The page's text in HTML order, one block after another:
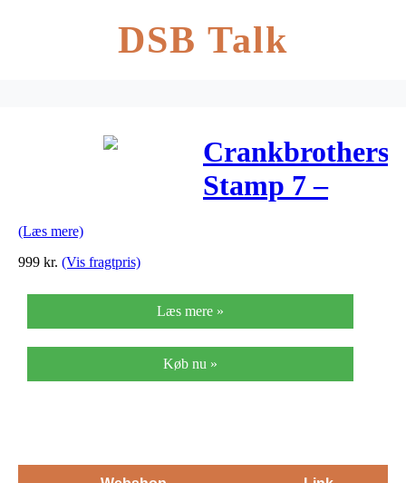
DSB Talk
Crankbrothers
Stamp 7 –
(Læs mere)
999 kr. (Vis fragtpris)
Læs mere »
Køb nu »